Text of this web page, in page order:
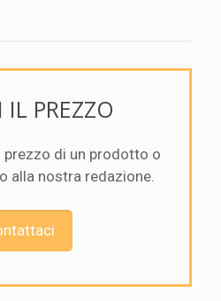
IL PREZZO
di un prodotto o
alla nostra redazione.